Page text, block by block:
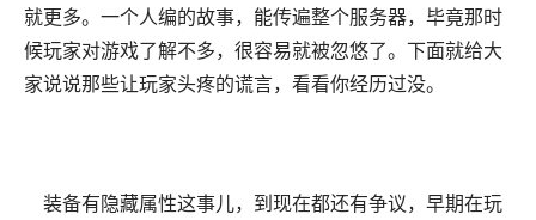
就更多。一个人编的故事，能传遍整个服务器，毕竟那时
候玩家对游戏了解不多，很容易就被忽悠了。下面就给大
家说说那些让玩家头疼的谎言，看看你经历过没。
装备有隐藏属性这事儿，到现在都还有争议，早期在玩